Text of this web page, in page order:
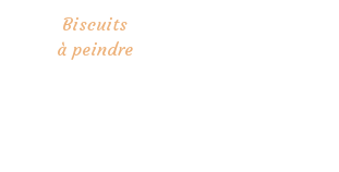
Biscuits
à peindre